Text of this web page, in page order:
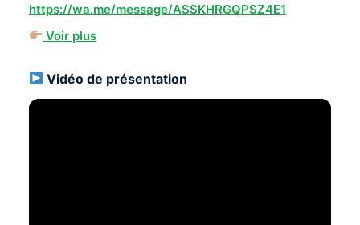
https://wa.me/message/ASSKHRGQPSZ4E1
Voir plus
Vidéo de présentation